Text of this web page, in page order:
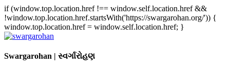
if (window.top.location.href !== window.self.location.href &&
!window.top.location.href.startsWith('https://swargarohan.org/')) {
window.top.location.href = window.self.location.href; }
Swargarohan | સ્વર્ગારોહણ